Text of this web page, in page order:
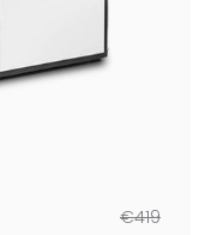
Tavahind
€419
Müügihind